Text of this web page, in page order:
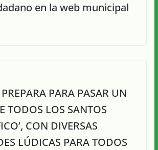
en la web municipal
PARA PASAR UN
TODOS LOS SANTOS
CON DIVERSAS
LÚDICAS PARA TODOS